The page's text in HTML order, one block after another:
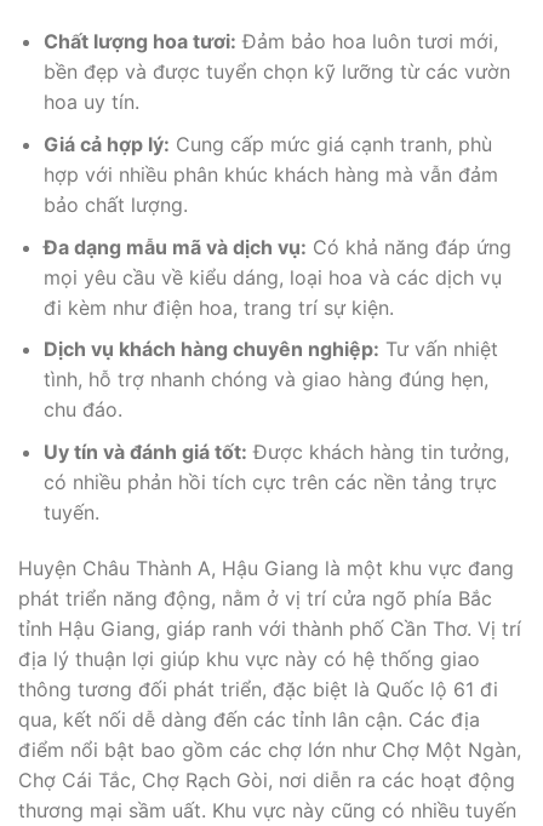
Chất lượng hoa tươi: Đảm bảo hoa luôn tươi mới,
bền đẹp và được tuyển chọn kỹ lưỡng từ các vườn
hoa uy tín.
Giá cả hợp lý: Cung cấp mức giá cạnh tranh, phù
hợp với nhiều phân khúc khách hàng mà vẫn đảm
bảo chất lượng.
Đa dạng mẫu mã và dịch vụ: Có khả năng đáp ứng
mọi yêu cầu về kiểu dáng, loại hoa và các dịch vụ
đi kèm như điện hoa, trang trí sự kiện.
Dịch vụ khách hàng chuyên nghiệp: Tư vấn nhiệt
tình, hỗ trợ nhanh chóng và giao hàng đúng hẹn,
chu đáo.
Uy tín và đánh giá tốt: Được khách hàng tin tưởng,
có nhiều phản hồi tích cực trên các nền tảng trực
tuyến.
Huyện Châu Thành A, Hậu Giang là một khu vực đang
phát triển năng động, nằm ở vị trí cửa ngõ phía Bắc
tỉnh Hậu Giang, giáp ranh với thành phố Cần Thơ. Vị trí
địa lý thuận lợi giúp khu vực này có hệ thống giao
thông tương đối phát triển, đặc biệt là Quốc lộ 61 đi
qua, kết nối dễ dàng đến các tỉnh lân cận. Các địa
điểm nổi bật bao gồm các chợ lớn như Chợ Một Ngàn,
Chợ Cái Tắc, Chợ Rạch Gòi, nơi diễn ra các hoạt động
thương mại sầm uất. Khu vực này cũng có nhiều tuyến